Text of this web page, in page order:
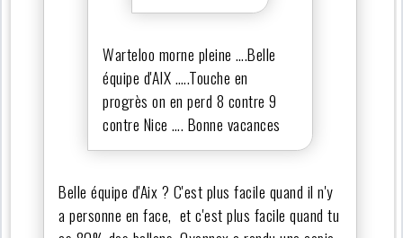
Warteloo morne pleine ….Belle
équipe d'AIX …..Touche en
progrès on en perd 8 contre 9
contre Nice …. Bonne vacances
Belle équipe d'Aix ? C'est plus facile quand il n'y
a personne en face, et c'est plus facile quand tu